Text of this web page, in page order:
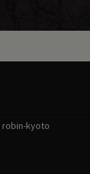
robin-kyoto